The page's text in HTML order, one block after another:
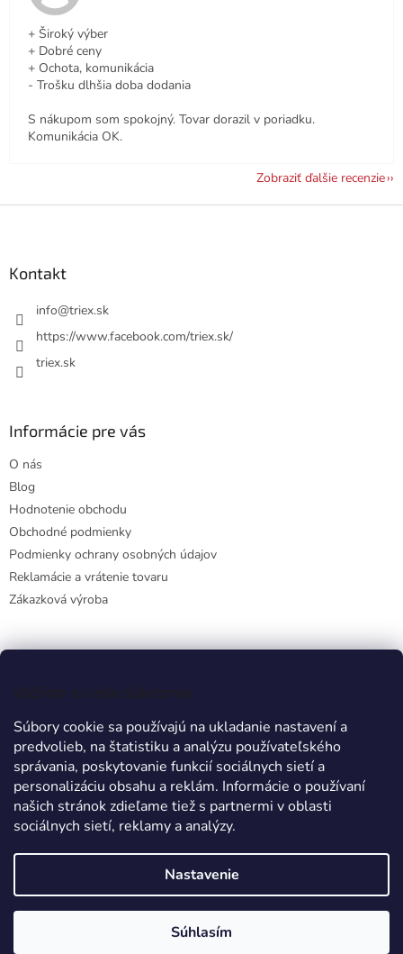
Vážime si vaše súkromie
Súbory cookie sa používajú na ukladanie nastavení a
predvolieb, na štatistiku a analýzu používateľského
správania, poskytovanie funkcií sociálnych sietí a
personalizáciu obsahu a reklám. Informácie o používaní
našich stránok zdieľame tiež s partnermi v oblasti
sociálnych sietí, reklamy a analýzy.
Nastavenie
Súhlasím
+ Široký výber
+ Dobré ceny
+ Ochota, komunikácia
- Trošku dlhšia doba dodania
S nákupom som spokojný. Tovar dorazil v poriadku.
Komunikácia OK.
Zobraziť ďalšie recenzie
Kontakt
info@triex.sk
https://www.facebook.com/triex.sk/
triex.sk
Informácie pre vás
O nás
Blog
Hodnotenie obchodu
Obchodné podmienky
Podmienky ochrany osobných údajov
Reklamácie a vrátenie tovaru
Zákazková výroba
Prijímame online platby
Vytvoril Shoptet
TRIEX. Všetky práva vyhradené.